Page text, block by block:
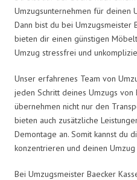
Umzugsunternehmen für deinen
Dann bist du bei Umzugsmeister
bieten dir einen günstigen
Umzug stressfrei und
Unser erfahrenes Team von
jeden Schritt deines Umzugs von
übernehmen nicht nur den
bieten auch zusätzliche
Demontage an. Somit kannst du
konzentrieren und deinen
Bei Umzugsmeister Baecker